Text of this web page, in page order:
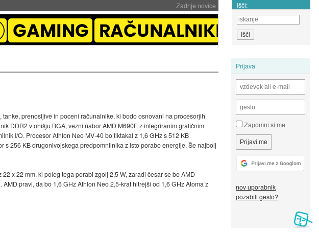
Zadnje novice Išči:
Prijava
Zapomni si me
nov uporabnik
pozabili geslo?
prenosljive in poceni računalnike, ki bodo osnovani na procesorjih
DDR2 v ohišju BGA, vezni nabor AMD M690E z integriranim grafičnim
I/O. Procesor Athlon Neo MV-40 bo tiktakal z 1,6 GHz s 512 KB
256 KB drugonivojskega predpomnilnika z isto porabo energije. Še najbolj
x 22 mm, ki poleg tega porabi zgolj 2,5 W, zaradi česar se bo AMD
pravi, da bo 1,6 GHz Athlon Neo 2,5-krat hitrejši od 1,6 GHz Atoma z